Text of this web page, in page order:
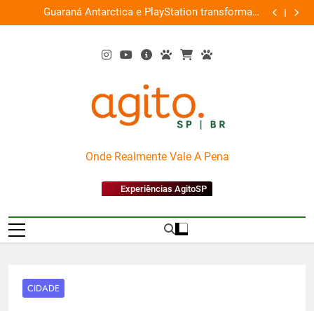
to
Guaraná Antarctica e PlayStation transformam
shopping em arena gamer gratuita
Busch
AgitoSP
Onde Realmente Vale A Pena
Experiências AgitoSP
CIDADE